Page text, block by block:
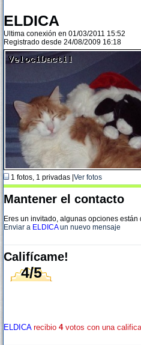
ELDICA
Ultima conexión en 01/03/2011 15:52
Registrado desde 24/08/2009 16:18
1 fotos, 1 privadas | Ver fotos
Mantener el contacto
Eres un invitado, algunas opciones
Enviar a ELDICAun nuevo mensaje
Califícame!
4/5
ELDICArecibio 4votos con una